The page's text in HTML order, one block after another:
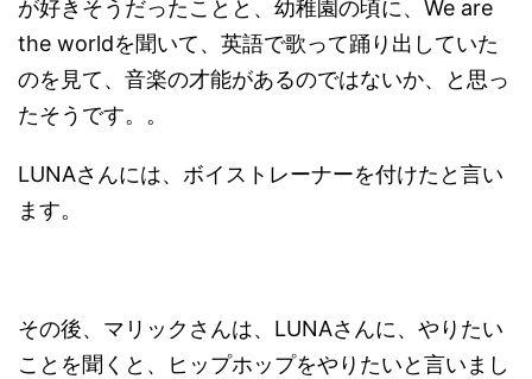
が好きそうだったことと、幼稚園の頃に、We are
the worldを聞いて、英語で歌って踊り出していた
のを見て、音楽の才能があるのではないか、と思っ
たそうです。。
LUNAさんには、ボイストレーナーを付けたと言い
ます。
その後、マリックさんは、LUNAさんに、やりたい
ことを聞くと、ヒップホップをやりたいと言いまし